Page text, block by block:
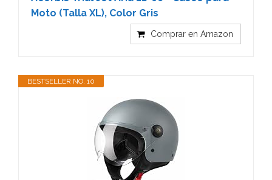
Moto (Talla XL), Color Gris
Comprar en Amazon
BESTSELLER NO. 10